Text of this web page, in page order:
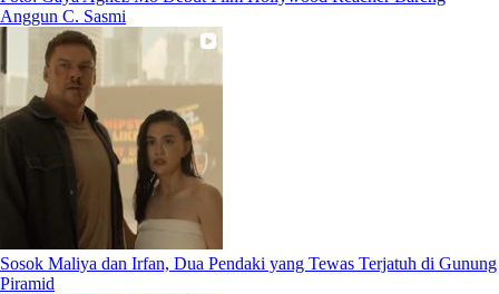
Anggun C. Sasmi
Sosok Maliya dan Irfan, Dua Pendaki yang Tewas Terjatuh di Gunung
Piramid